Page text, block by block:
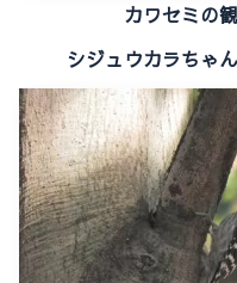
カワセミの
シジュウカラちゃ